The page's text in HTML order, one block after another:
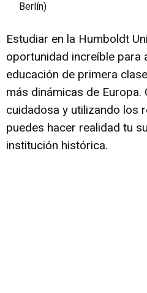
Berlín)
Estudiar en la Humboldt
oportunidad increíble para
educación de primera
más dinámicas de Europa.
cuidadosa y utilizando los
puedes hacer realidad tu
institución histórica.